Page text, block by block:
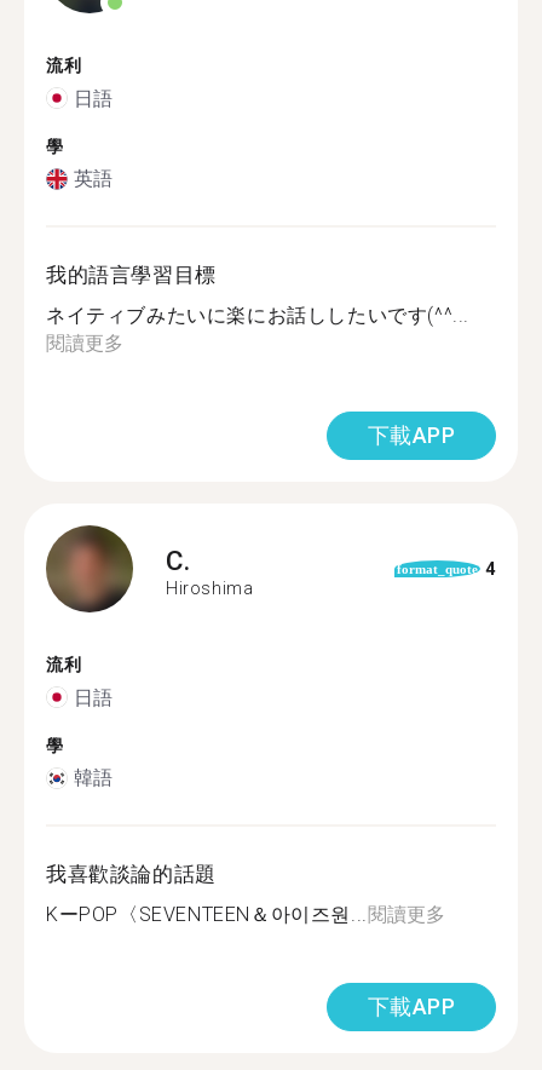
流利
日語
學
英語
我的語言學習目標
ネイティブみたいに楽にお話ししたいです(^^...
閱讀更多
下載APP
C.
Hiroshima
format_quote 4
流利
日語
學
韓語
我喜歡談論的話題
KーPOP〈SEVENTEEN＆아이즈원...閱讀更多
下載APP